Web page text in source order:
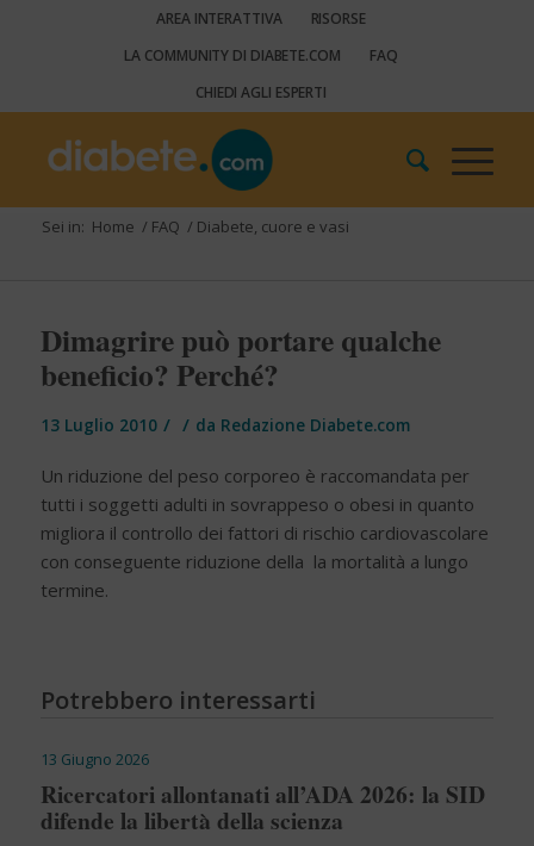
AREA INTERATTIVA
RISORSE
LA COMMUNITY DI DIABETE.COM
FAQ
CHIEDI AGLI ESPERTI
Sei in: Home / FAQ / Diabete, cuore e vasi
Dimagrire può portare qualche
beneficio? Perché?
13 Luglio 2010 / / da Redazione Diabete.com
Un riduzione del peso corporeo è raccomandata per
tutti i soggetti adulti in sovrappeso o obesi in quanto
migliora il controllo dei fattori di rischio cardiovascolare
con conseguente riduzione della la mortalità a lungo
termine.
Potrebbero interessarti
13 Giugno 2026
Ricercatori allontanati all’ADA 2026: la SID
difende la libertà della scienza